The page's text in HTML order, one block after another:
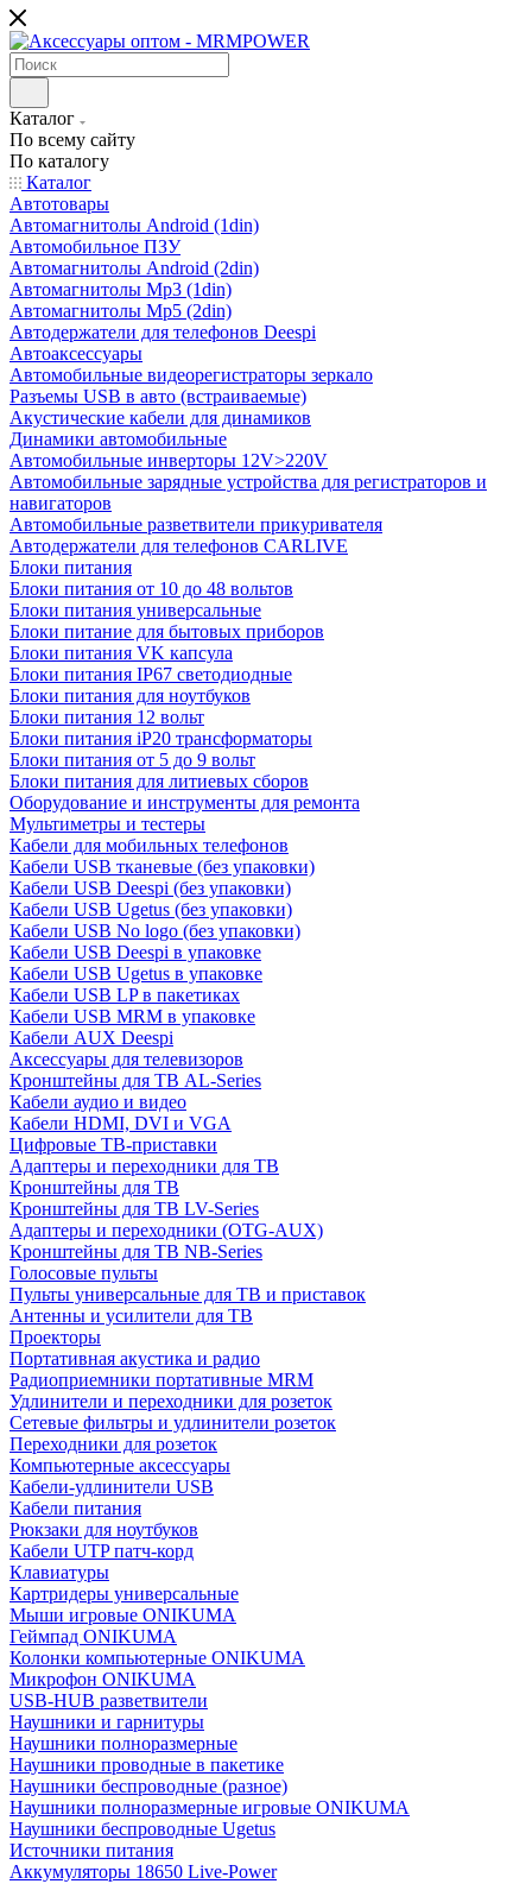
Каталог
По всему сайту
По каталогу
Каталог
Автотовары
Автомагнитолы Android (1din)
Автомобильное ПЗУ
Автомагнитолы Android (2din)
Автомагнитолы Mp3 (1din)
Автомагнитолы Mp5 (2din)
Автодержатели для телефонов Deespi
Автоаксессуары
Автомобильные видеорегистраторы зеркало
Разъемы USB в авто (встраиваемые)
Акустические кабели для динамиков
Динамики автомобильные
Автомобильные инверторы 12V>220V
Автомобильные зарядные устройства для регистраторов и
навигаторов
Автомобильные разветвители прикуривателя
Автодержатели для телефонов CARLIVE
Блоки питания
Блоки питания от 10 до 48 вольтов
Блоки питания универсальные
Блоки питание для бытовых приборов
Блоки питания VK капсула
Блоки питания IP67 светодиодные
Блоки питания для ноутбуков
Блоки питания 12 вольт
Блоки питания iP20 трансформаторы
Блоки питания от 5 до 9 вольт
Блоки питания для литиевых сборов
Оборудование и инструменты для ремонта
Мультиметры и тестеры
Кабели для мобильных телефонов
Кабели USB тканевые (без упаковки)
Кабели USB Deespi (без упаковки)
Кабели USB Ugetus (без упаковки)
Кабели USB No logo (без упаковки)
Кабели USB Deespi в упаковке
Кабели USB Ugetus в упаковке
Кабели USB LP в пакетиках
Кабели USB MRM в упаковке
Кабели AUX Deespi
Аксессуары для телевизоров
Кронштейны для ТВ AL-Series
Кабели аудио и видео
Кабели HDMI, DVI и VGA
Цифровые ТВ-приставки
Адаптеры и переходники для ТВ
Кронштейны для ТВ
Кронштейны для ТВ LV-Series
Адаптеры и переходники (OTG-AUX)
Кронштейны для ТВ NB-Series
Голосовые пульты
Пульты универсальные для ТВ и приставок
Антенны и усилители для ТВ
Проекторы
Портативная акустика и радио
Радиоприемники портативные MRM
Удлинители и переходники для розеток
Сетевые фильтры и удлинители розеток
Переходники для розеток
Компьютерные аксессуары
Кабели-удлинители USB
Кабели питания
Рюкзаки для ноутбуков
Кабели UTP патч-корд
Клавиатуры
Картридеры универсальные
Мыши игровые ONIKUMA
Геймпад ONIKUMA
Колонки компьютерные ONIKUMA
Микрофон ONIKUMA
USB-HUB разветвители
Наушники и гарнитуры
Наушники полноразмерные
Наушники проводные в пакетике
Наушники беспроводные (разное)
Наушники полноразмерные игровые ONIKUMA
Наушники беспроводные Ugetus
Источники питания
Аккумуляторы 18650 Live-Power